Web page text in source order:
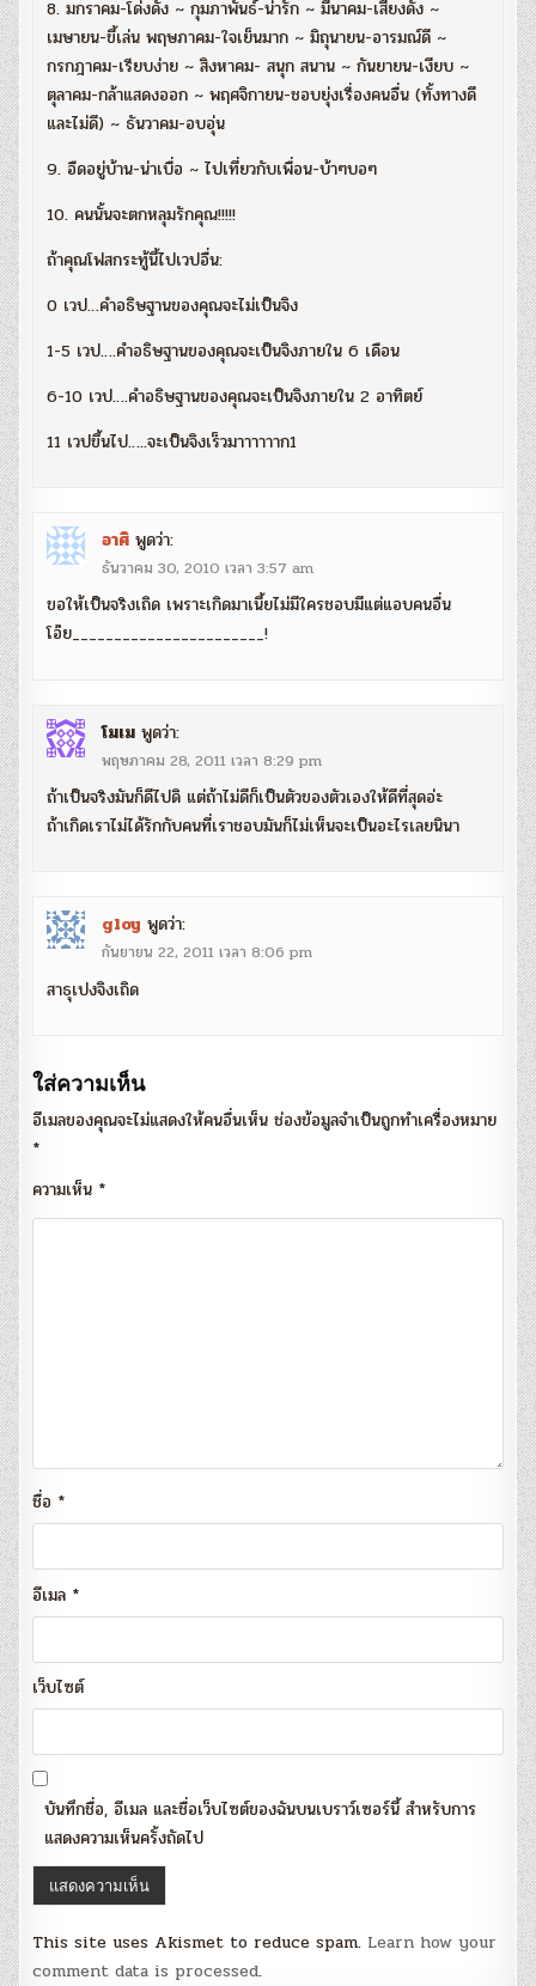
8. มกราคม-โด่งดัง ~ กุมภาพันธ์-น่ารัก ~ มีนาคม-เสียงดัง ~
เมษายน-ขี้เล่น พฤษภาคม-ใจเย็นมาก ~ มิถุนายน-อารมณ์ดี ~
กรกฎาคม-เรียบง่าย ~ สิงหาคม- สนุก สนาน ~ กันยายน-เงียบ ~
ตุลาคม-กล้าแสดงออก ~ พฤศจิกายน-ชอบยุ่งเรื่องคนอื่น (ทั้งทางดี
และไม่ดี) ~ ธันวาคม-อบอุ่น
9. อืดอยู่บ้าน-น่าเบื่อ ~ ไปเที่ยวกับเพื่อน-บ้าๆบอๆ
10. คนนั้นจะตกหลุมรักคุณ!!!!!
ถ้าคุณโฟสกระทู้นี้ไปเวปอื่น:
0 เวป…คำอธิษฐานของคุณจะไม่เป็นจิง
1-5 เวป….คำอธิษฐานของคุณจะเป็นจิงภายใน 6 เดือน
6-10 เวป….คำอธิษฐานของคุณจะเป็นจิงภายใน 2 อาทิตย์
11 เวปขึ้นไป…..จะเป็นจิงเร็วมาาาาาาก1
อาศิ พูดว่า:
ธันวาคม 30, 2010 เวลา 3:57 am
ขอให้เป็นจริงเถิด เพราะเกิดมาเนี้ยไม่มีใครชอบมีแต่แอบคนอื่น
โอ๊ย_______________________!
โมเม พูดว่า:
พฤษภาคม 28, 2011 เวลา 8:29 pm
ถ้าเป็นจริงมันก็ดีไปดิ แต่ถ้าไม่ดีก็เป็นตัวของตัวเองให้ดีที่สุดอ่ะ
ถ้าเกิดเราไม่ได้รักกับคนที่เราชอบมันก็ไม่เห็นจะเป็นอะไรเลยนินา
gloy พูดว่า:
กันยายน 22, 2011 เวลา 8:06 pm
สาธุเปงจิงเถิด
ใส่ความเห็น
อีเมลของคุณจะไม่แสดงให้คนอื่นเห็น ช่องข้อมูลจำเป็นถูกทำเครื่องหมาย
*
ความเห็น *
ชื่อ *
อีเมล *
เว็บไซต์
บันทึกชื่อ, อีเมล และชื่อเว็บไซต์ของฉันบนเบราว์เซอร์นี้ สำหรับการ
แสดงความเห็นครั้งถัดไป
This site uses Akismet to reduce spam. Learn how your
comment data is processed.